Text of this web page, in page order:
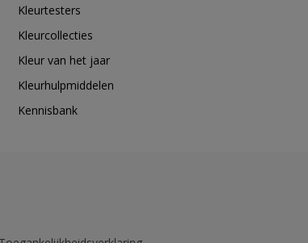
Kleurtesters
Kleurcollecties
Kleur van het jaar
Kleurhulpmiddelen
Kennisbank